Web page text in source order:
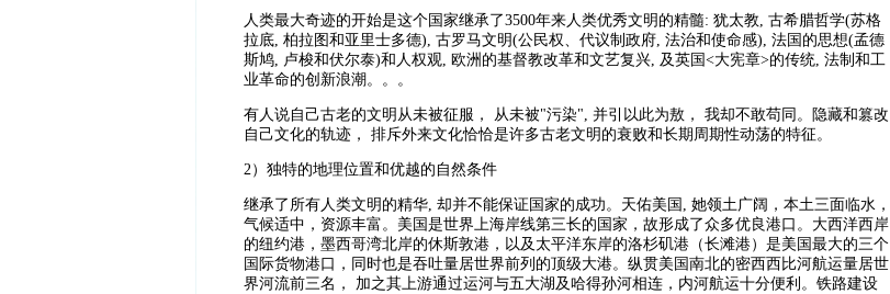
人类最大奇迹的开始是这个国家继承了3500年来人类优秀文明的精髓: 犹太教, 古希腊哲学(苏格
拉底, 柏拉图和亚里士多德), 古罗马文明(公民权、代议制政府, 法治和使命感), 法国的思想(孟德
斯鸠, 卢梭和伏尔泰)和人权观, 欧洲的基督教改革和文艺复兴, 及英国 <大宪章>的传统, 法制和工
业革命的创新浪潮。。。
有人说自己古老的文明从未被征服， 从未被"污染", 并引以此为敖， 我却不敢苟同。隐藏和篡改
自己文化的轨迹， 排斥外来文化恰恰是许多古老文明的衰败和长期周期性动荡的特征。
2）独特的地理位置和优越的自然条件
继承了所有人类文明的精华, 却并不能保证国家的成功。天佑美国, 她领土广阔，本土三面临水，
气候适中，资源丰富。美国是世界上海岸线第三长的国家，故形成了众多优良港口。大西洋西岸
的纽约港，墨西哥湾北岸的休斯敦港，以及太平洋东岸的洛杉矶港（长滩港）是美国最大的三个
国际货物港口，同时也是吞吐量居世界前列的顶级大港。纵贯美国南北的密西西比河航运量居世
界河流前三名， 加之其上游通过运河与五大湖及哈得孙河相连，内河航运十分便利。铁路建设